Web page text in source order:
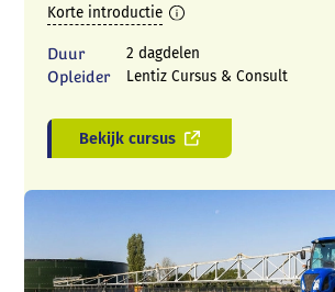
Korte introductie
Duur
2 dagdelen
Opleider
Lentiz Cursus & Consult
Bekijk cursus